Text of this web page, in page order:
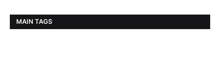
MAIN TAGS